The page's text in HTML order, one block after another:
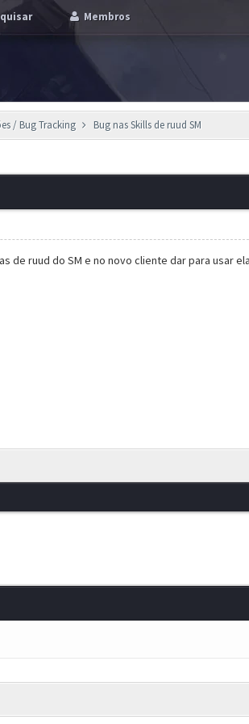
Membros
/ Bug Tracking Bug nas Skills de ruud SM
de ruud do SM e no novo cliente dar para usar